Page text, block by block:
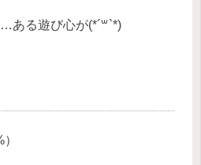
ある遊び心が(*´꒳`*)